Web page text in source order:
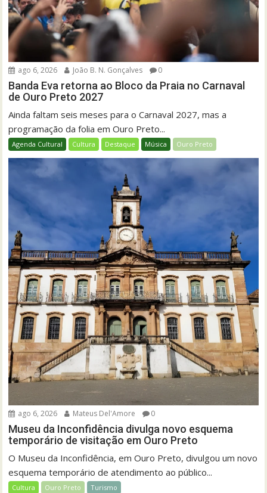
ago 6, 2026 João B. N. Gonçalves 0
Banda Eva retorna ao Bloco da Praia no Carnaval
de Ouro Preto 2027
Ainda faltam seis meses para o Carnaval 2027, mas a
programação da folia em Ouro Preto...
Agenda Cultural Cultura Destaque Música Ouro Preto
ago 6, 2026 Mateus Del'Amore 0
Museu da Inconfidência divulga novo esquema
temporário de visitação em Ouro Preto
O Museu da Inconfidência, em Ouro Preto, divulgou um novo
esquema temporário de atendimento ao público...
Cultura Ouro Preto Turismo